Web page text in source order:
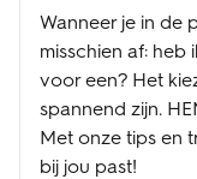
Wanneer je in de
misschien af: heb
voor een? Het
spannend zijn.
Met onze tips en
bij jou past!